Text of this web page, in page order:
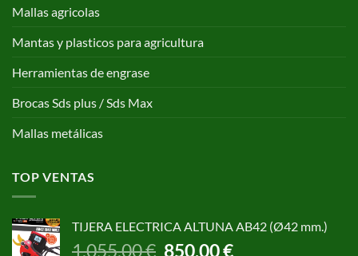
Mallas agricolas
Mantas y plasticos para agricultura
Herramientas de engrase
Brocas Sds plus / Sds Max
Mallas metálicas
TOP VENTAS
TIJERA ELECTRICA ALTUNA AB42 (Ø42 mm.)
1.055,00€ El
850,00€El